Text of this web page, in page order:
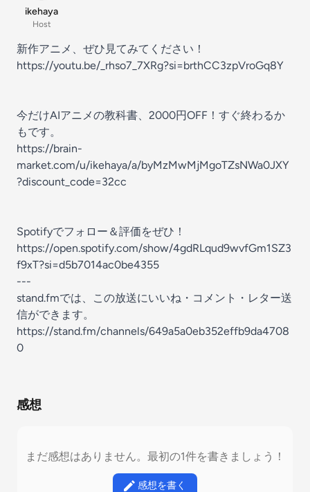
ikehaya
Host
新作アニメ、ぜひ見てみてください！
⁠https://youtu.be/_rhso7_7XRg?si=brthCC3zpVroGq8Y⁠
今だけAIアニメの教科書、2000円OFF！すぐ終わるか
もです。
⁠https://brain-
market.com/u/ikehaya/a/byMzMwMjMgoTZsNWa0JXY
?discount_code=32cc⁠
Spotifyでフォロー＆評価をぜひ！
https://open.spotify.com/show/4gdRLqud9wvfGm1SZ3
f9xT?si=d5b7014ac0be4355
---
stand.fmでは、この放送にいいね・コメント・レター送
信ができます。
https://stand.fm/channels/649a5a0eb352effb9da4708
0
感想
まだ感想はありません。最初の1件を書きましょう！
感想を書く